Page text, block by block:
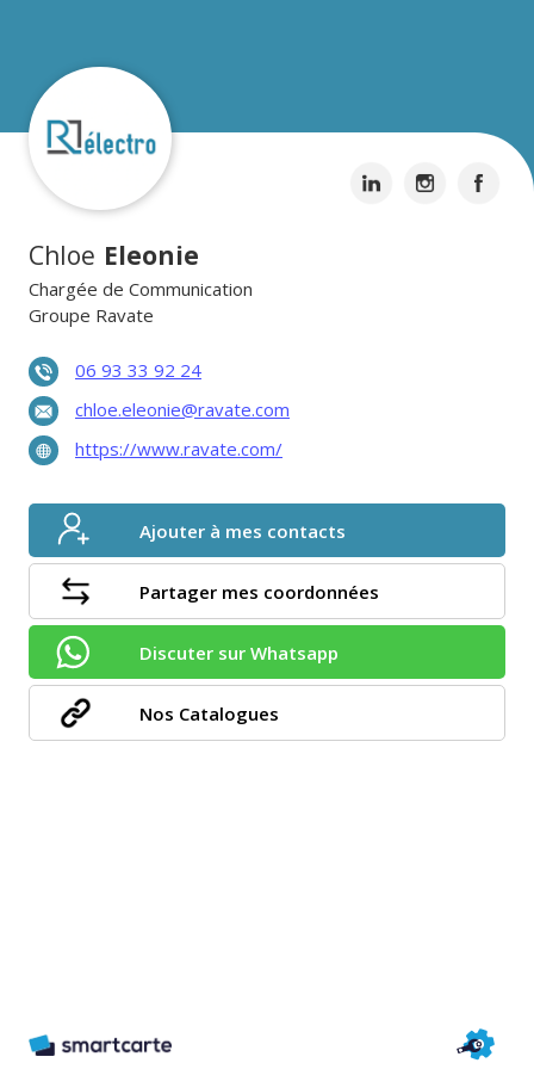
Chloe Eleonie
Chargée de Communication
Groupe Ravate
06 93 33 92 24
chloe.eleonie@ravate.com
https://www.ravate.com/
Ajouter à mes contacts
Partager mes coordonnées
Discuter sur Whatsapp
Nos Catalogues